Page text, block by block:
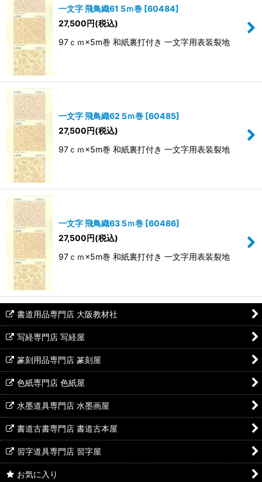
一文字 飛鳥織61 5ｍ巻 [60484]
27,500円(税込)
97ｃｍ×5m巻 和紙裏打付き 一文字用表装裂地
一文字 飛鳥織62 5ｍ巻 [60485]
27,500円(税込)
97ｃｍ×5m巻 和紙裏打付き 一文字用表装裂地
一文字 飛鳥織63 5ｍ巻 [60486]
27,500円(税込)
97ｃｍ×5m巻 和紙裏打付き 一文字用表装裂地
書道用品専門店 大阪教材社
写経専門店 写経屋
篆刻用品専門店 篆刻屋
色紙専門店 色紙屋
水墨道具専門店 水墨画屋
書道古書専門店 書道古本屋
習字道具専門店 習字屋
お気に入り